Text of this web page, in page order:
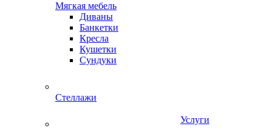
Мягкая мебель
Диваны
Банкетки
Кресла
Кушетки
Сундуки
Стеллажи
Услуги